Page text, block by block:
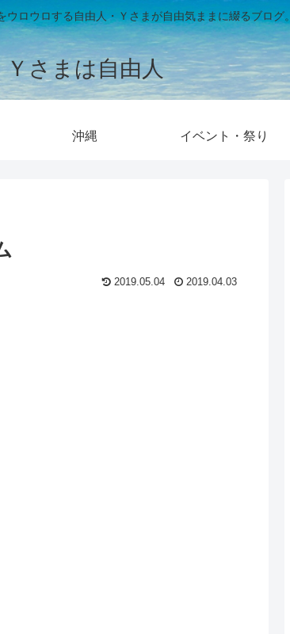
ウロウロする自由人・Ｙさまが自由気ままに綴るブログ。
Ｙさまは自由人
沖縄 イベント・祭り
2019.05.04 2019.04.03